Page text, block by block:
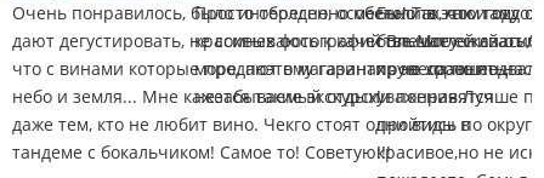
Очень понравилось, было интересно, особенно то, что там
дают дегустировать, не сомневаюсь к качестве.Могу сказать,
что с винами которые продают в магазинах - не сравнить,
небо и земля... Мне кажется такие экскурсии понравятся
даже тем, кто не любит вино. Чекго стоят одни виды в
тандеме с бокальчиком! Самое то! Советую!!!
Просто оболденно место! Так как и
красивых фотографий Впечатлений от
море, поэтому гарантирую хорошее
незабываемый отдых!
Были в этом году с
большое ей
провела по
уважения.Лучше
пройтись по
красивое,но не